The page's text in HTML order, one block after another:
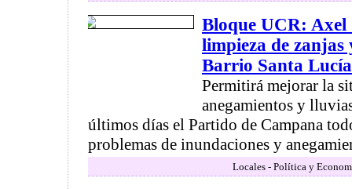
Bloque UCR:
limpieza de zanjas
Barrio Santa Lucía
Permitirá mejorar la
anegamientos y
últimos días el Partido de Campana
problemas de inundaciones y
Locales - Política y